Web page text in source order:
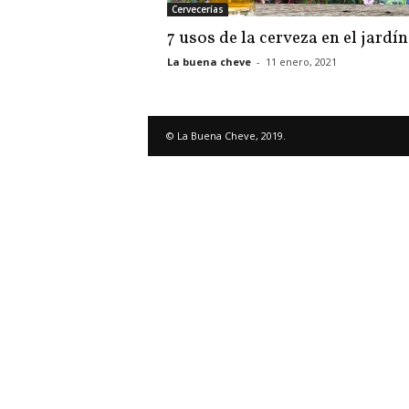
Cervecerías
7 usos de la cerveza en el jardín
La buena cheve - 11 enero, 2021
© La Buena Cheve, 2019.